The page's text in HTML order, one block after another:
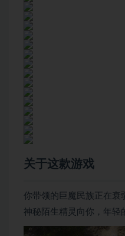
关于这款游戏
你带领的巨魔民族正在
神秘陌生精灵向你，年轻